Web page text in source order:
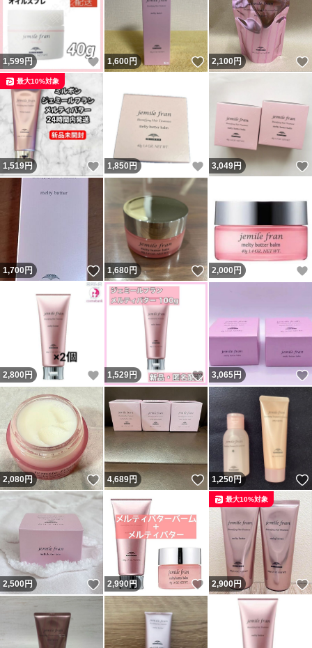
1,599円 いいね！
1,600円 いいね！
2,100円
1,519円 いいね！
最大10%対象
1,850 円 いいね！
3,049円
1,700円 いいね！
1,680円 いいね！
2,000 円
2,800 円 いいね！
1,529円 いいね！
3,065円
2,080円 いいね！
4,689円 いいね！
1,250円
2,500円 いいね！
2,990円 いいね！
2,900円
最大10%対象